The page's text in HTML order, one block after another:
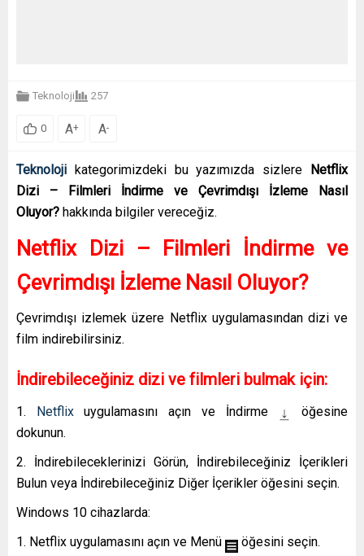
Teknoloji 257
0 A+ A-
Teknoloji kategorimizdeki bu yazımızda sizlere Netflix
Dizi – Filmleri İndirme ve Çevrimdışı İzleme Nasıl
Oluyor? hakkında bilgiler vereceğiz.
Netflix Dizi – Filmleri İndirme ve
Çevrimdışı İzleme Nasıl Oluyor?
Çevrimdışı izlemek üzere Netflix uygulamasından dizi ve
film indirebilirsiniz.
İndirebileceğiniz dizi ve filmleri bulmak için:
Netflixuygulamasını açın ve İndirme
öğesine
dokunun.
İndirebileceklerinizi Görün, İndirebileceğiniz İçerikleri
Bulun veya İndirebileceğiniz Diğer İçerikler öğesini seçin.
Windows 10 cihazlarda:
Netflix uygulamasını açın ve Menü
öğesini seçin.